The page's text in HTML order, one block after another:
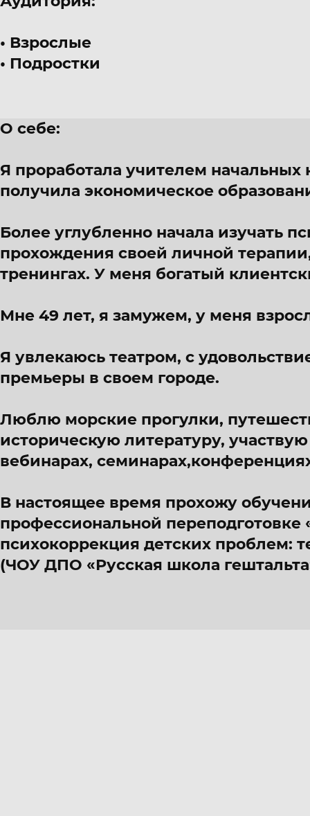
Взрослые
Подростки
О себе:
Я проработала учителем начальных
получила экономическое
Более углубленно начала изучать
прохождения своей личной
тренингах. У меня богатый
Мне 49 лет, я замужем, у меня
Я увлекаюсь театром, с
премьеры в своем городе.
Люблю морские прогулки,
историческую литературу,
вебинарах,
В настоящее время прохожу
профессиональной переподготовке
психокоррекция детских проблем:
(ЧОУ ДПО «Русская школа